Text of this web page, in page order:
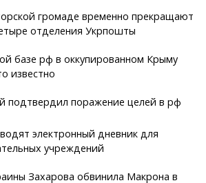
громаде временно прекращают
отделения Укрпошты
базе рф в оккупированном Крыму
известно
подтвердил поражение целей в рф
электронный дневник для
учреждений
Захарова обвинила Макрона в